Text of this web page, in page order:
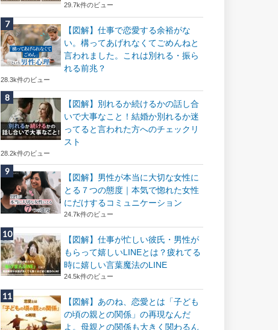
29.7k件のビュー
【図解】仕事で恋愛する余裕がな
い。構ってあげれなくてごめんねと
言われました。これは別れる・振ら
れる前兆？
28.3k件のビュー
【図解】別れるか続けるかの話し合
いで大事なこと！結婚か別れるか迷
ってると言われた方へのチェックリ
スト
28.2k件のビュー
【図解】男性が本当に大切な女性に
とる７つの態度｜本気で惚れた女性
にだけするコミュニケーション
24.7k件のビュー
【図解】仕事が忙しい彼氏・男性が
もらって嬉しいLINEとは？疲れてる
時に嬉しい言葉魔法のLINE
24.5k件のビュー
【図解】あのね、恋愛とは「子ども
の頃の親との関係」の再現なんだ
よ。母親との関係も大きく関わるん